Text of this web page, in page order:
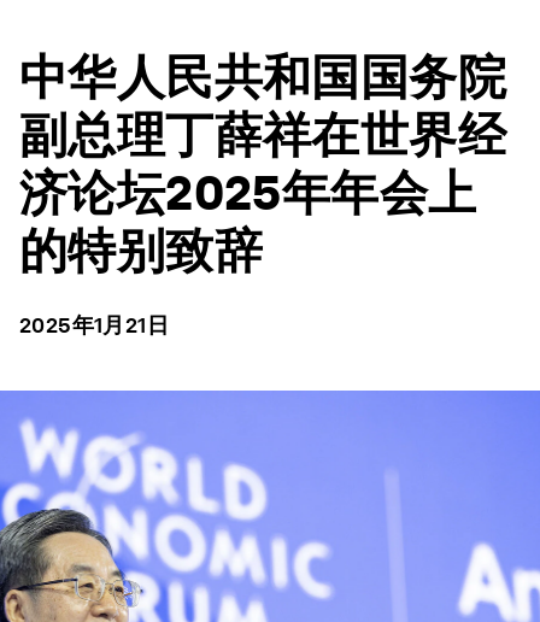
中华人民共和国国务院
副总理丁薛祥在世界经
济论坛2025年年会上
的特别致辞
2025年1月21日